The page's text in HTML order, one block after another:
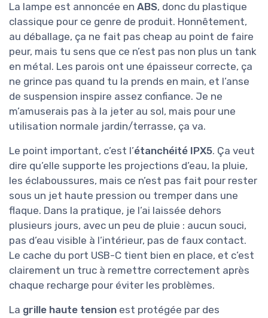
La lampe est annoncée en ABS, donc du plastique
classique pour ce genre de produit. Honnêtement,
au déballage, ça ne fait pas cheap au point de faire
peur, mais tu sens que ce n’est pas non plus un tank
en métal. Les parois ont une épaisseur correcte, ça
ne grince pas quand tu la prends en main, et l’anse
de suspension inspire assez confiance. Je ne
m’amuserais pas à la jeter au sol, mais pour une
utilisation normale jardin/terrasse, ça va.
Le point important, c’est l’étanchéité IPX5. Ça veut
dire qu’elle supporte les projections d’eau, la pluie,
les éclaboussures, mais ce n’est pas fait pour rester
sous un jet haute pression ou tremper dans une
flaque. Dans la pratique, je l’ai laissée dehors
plusieurs jours, avec un peu de pluie : aucun souci,
pas d’eau visible à l’intérieur, pas de faux contact.
Le cache du port USB-C tient bien en place, et c’est
clairement un truc à remettre correctement après
chaque recharge pour éviter les problèmes.
La grille haute tension est protégée par des